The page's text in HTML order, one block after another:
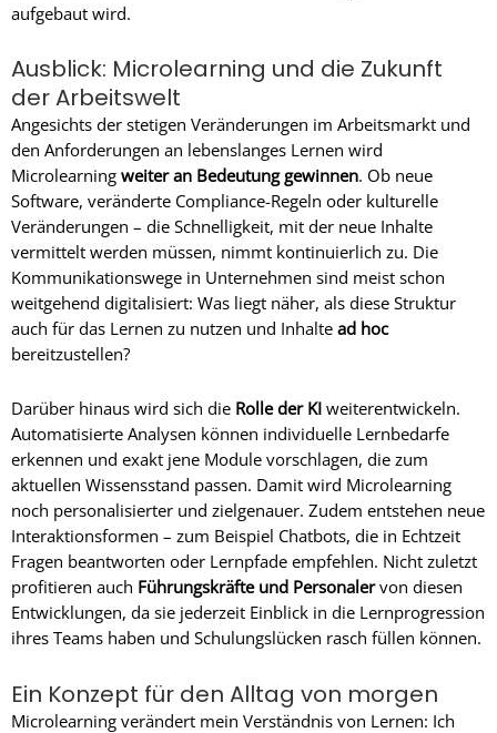
aufgebaut wird.
Ausblick: Microlearning und die Zukunft
der Arbeitswelt
Angesichts der stetigen Veränderungen im Arbeitsmarkt und
den Anforderungen an lebenslanges Lernen wird
Microlearning weiter an Bedeutung gewinnen. Ob neue
Software, veränderte Compliance-Regeln oder kulturelle
Veränderungen – die Schnelligkeit, mit der neue Inhalte
vermittelt werden müssen, nimmt kontinuierlich zu. Die
Kommunikationswege in Unternehmen sind meist schon
weitgehend digitalisiert: Was liegt näher, als diese Struktur
auch für das Lernen zu nutzen und Inhalte ad hoc
bereitzustellen?
Darüber hinaus wird sich die Rolle der KI weiterentwickeln.
Automatisierte Analysen können individuelle Lernbedarfe
erkennen und exakt jene Module vorschlagen, die zum
aktuellen Wissensstand passen. Damit wird Microlearning
noch personalisierter und zielgenauer. Zudem entstehen neue
Interaktionsformen – zum Beispiel Chatbots, die in Echtzeit
Fragen beantworten oder Lernpfade empfehlen. Nicht zuletzt
profitieren auch Führungskräfte und Personalervon diesen
Entwicklungen, da sie jederzeit Einblick in die Lernprogression
ihres Teams haben und Schulungslücken rasch füllen können.
Ein Konzept für den Alltag von morgen
Microlearning verändert mein Verständnis von Lernen: Ich